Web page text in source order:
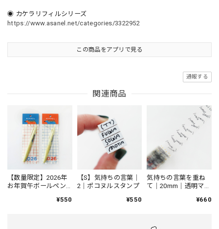
◉ カケラリフィルシリーズ
https://www.asanel.net/categories/3322952
この商品をアプリで見る
通報する
関連商品
【数量限定】2026年
お年賀午ボールペン
¥550
【S】気持ちの言葉｜
2｜ポコヌルスタンプ
¥550
気持ちの言葉を重ね
て｜20mm｜透明マス
¥660